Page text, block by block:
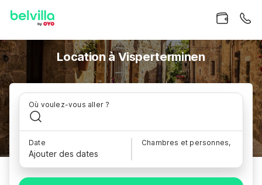
Location à Visperterminen
Où voulez-vous aller ?
Date
Ajouter des dates
Chambres et personnes,